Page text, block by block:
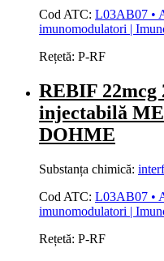
Cod ATC: L03AB07 •
imunomodulatori |
Rețetă: P-RF
REBIF 22mcg
injectabilă
DOHME
Substanța chimică:
Cod ATC: L03AB07 •
imunomodulatori |
Rețetă: P-RF